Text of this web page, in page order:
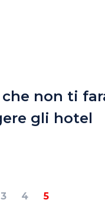
che non ti
gli hotel
3 4 5